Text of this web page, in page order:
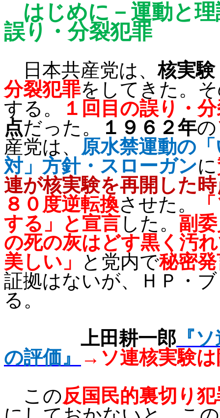
はじめに－運動と
誤り ・分裂犯罪
日本共産党は、核実
分裂犯罪をしてきた。
する。
１回目の誤り・
点だった。 １９６２年の
産党は、 原水禁運動の
対」方針・スローガンに
連が核実験を再開した
８０度逆転換させた。
する」と宣言した。 副
の死の灰はどす黒く汚
美しい 」 と党内で秘密
証拠はないが、ＨＰ・
る。
上田耕一郎 『
の評価』
→ソ連核実験
この反国民的裏切り